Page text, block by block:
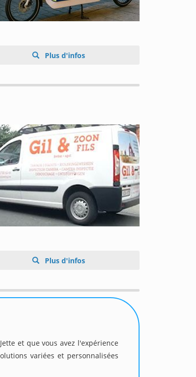
Plus d'infos
Plus d'infos
et que vous avez l'expérience
variées et personnalisées